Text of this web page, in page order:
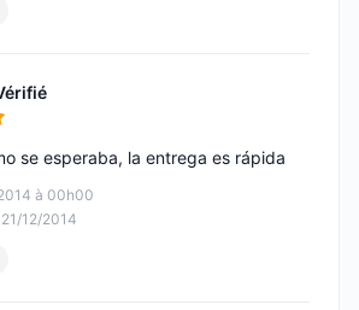
à 00h00
12/2014
se esperaba, la entrega es rápida